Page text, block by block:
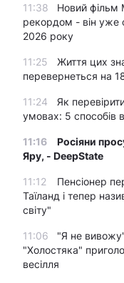
11:38
Новий фільм
рекордом - він уже
2026 року
11:25
Життя цих
перевернеться на
11:24
Як
умовах: 5 способів
11:16
Росіяни
Яру, - DeepState
11:12
Пенсіонер
Таїланд і тепер
світу"
11:06
"Я не
"Холостяка"
весілля